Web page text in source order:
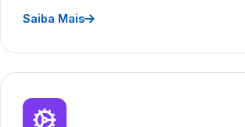
Saiba Mais